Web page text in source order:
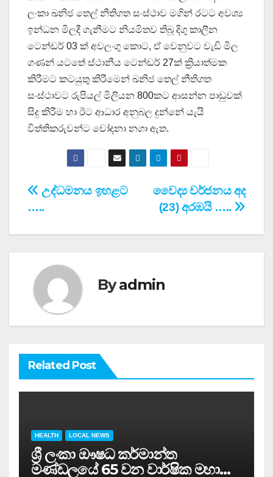
ලංකා ඛනිජ තෙල් නීතිගත සංස්ථාව මගින් රටට අවශ්‍ය
ඉන්ධන මිලදී ගැනීමට නියමිතව තිබූ දිගු කාලීන
ටෙන්ඩර් 03 ක් අවලංගු කොට, ඒ වෙනුවට වැඩි මිල
ගණන් යටතේ ස්ථානීය ටෙන්ඩර් 27ක් ක්‍රියාත්මක
කිරීමට කටයුතු කිරීමෙන් ඛනිජ තෙල් නීතිගත
සංස්ථාවට රුපියල් මිලියන 800කට ආසන්න පාඩුවක්
සිදු කිරීම හා ඊට ආධාර අනුබල දුන්නේ යැයි
විත්තිකරුවන්ට චෝදනා නගා ඇත.
Post
වෛද්‍ය වර්ජනය අද
(23) අරඹයි …..
උද්ධමනය ඉහළට
…..
Byadmin
Related Post
HEALTH LOCAL NEWS
ශ්‍රී ලංකා ඖෂධ කර්මාන්ත
මණ්ඩලයේ 65 වන වාර්ෂික මහා